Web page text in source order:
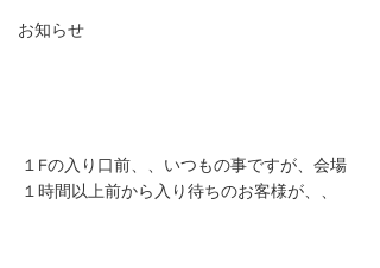
お知らせ
１Fの入り口前、、いつもの事ですが、会場
１時間以上前から入り待ちのお客様が、、